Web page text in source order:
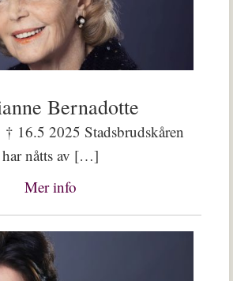
Bernadotte
16.5 2025 Stadsbrudskåren
har nåtts av […]
Mer info